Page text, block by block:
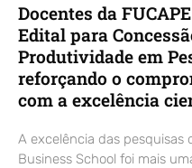
Docentes da
Edital para
Produtividade em
reforçando o
com a excelência
A excelência das pesquisas
Business School foi mais